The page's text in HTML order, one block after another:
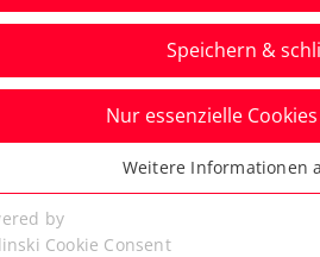
mit Öffis in
Speichern &
Nur essenzielle
Cookies werden für
benötigt. Dadurch ist
Weitere Informationen
by
Cookie Consent